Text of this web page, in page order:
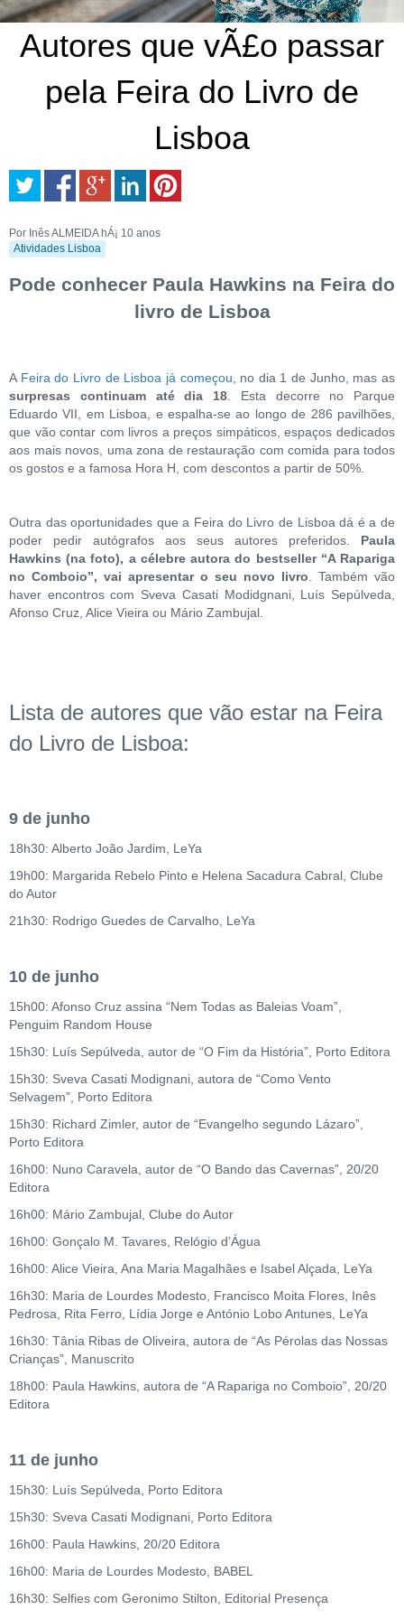
Autores que vÃ£o passar
pela Feira do Livro de
Lisboa
Por Inês ALMEIDA hÁ¡ 10 anos
Atividades Lisboa
Pode conhecer Paula Hawkins na Feira do
livro de Lisboa
A Feira do Livro de Lisboa já começou , no dia 1 de Junho, mas as
surpresas continuam até dia 18 . Esta decorre no Parque
Eduardo VII, em Lisboa, e espalha-se ao longo de 286 pavilhões,
que vão contar com livros a preços simpáticos, espaços dedicados
aos mais novos, uma zona de restauração com comida para todos
os gostos e a famosa Hora H, com descontos a partir de 50%.
Outra das oportunidades que a Feira do Livro de Lisboa dá é a de
poder pedir autógrafos aos seus autores preferidos. Paula
Hawkins (na foto), a célebre autora do bestseller “A Rapariga
no Comboio”, vai apresentar o seu novo livro . Também vão
haver encontros com Sveva Casati Modidgnani, Luís Sepúlveda,
Afonso Cruz, Alice Vieira ou Mário Zambujal.
Lista de autores que vão estar na Feira
do Livro de Lisboa:
9 de junho
18h30: Alberto João Jardim, LeYa
19h00: Margarida Rebelo Pinto e Helena Sacadura Cabral, Clube
do Autor
21h30: Rodrigo Guedes de Carvalho, LeYa
10 de junho
15h00: Afonso Cruz assina “Nem Todas as Baleias Voam”,
Penguim Random House
15h30: Luís Sepúlveda, autor de “O Fim da História”, Porto Editora
15h30: Sveva Casati Modignani, autora de “Como Vento
Selvagem”, Porto Editora
15h30: Richard Zimler, autor de “Evangelho segundo Lázaro”,
Porto Editora
16h00: Nuno Caravela, autor de “O Bando das Cavernas”, 20/20
Editora
16h00: Mário Zambujal, Clube do Autor
16h00: Gonçalo M. Tavares, Relógio d’Água
16h00: Alice Vieira, Ana Maria Magalhães e Isabel Alçada, LeYa
16h30: Maria de Lourdes Modesto, Francisco Moita Flores, Inês
Pedrosa, Rita Ferro, Lídia Jorge e António Lobo Antunes, LeYa
16h30: Tânia Ribas de Oliveira, autora de “As Pérolas das Nossas
Crianças”, Manuscrito
18h00: Paula Hawkins, autora de “A Rapariga no Comboio”, 20/20
Editora
11 de junho
15h30: Luís Sepúlveda, Porto Editora
15h30: Sveva Casati Modignani, Porto Editora
16h00: Paula Hawkins, 20/20 Editora
16h00: Maria de Lourdes Modesto, BABEL
16h30: Selfies com Geronimo Stilton, Editorial Presença